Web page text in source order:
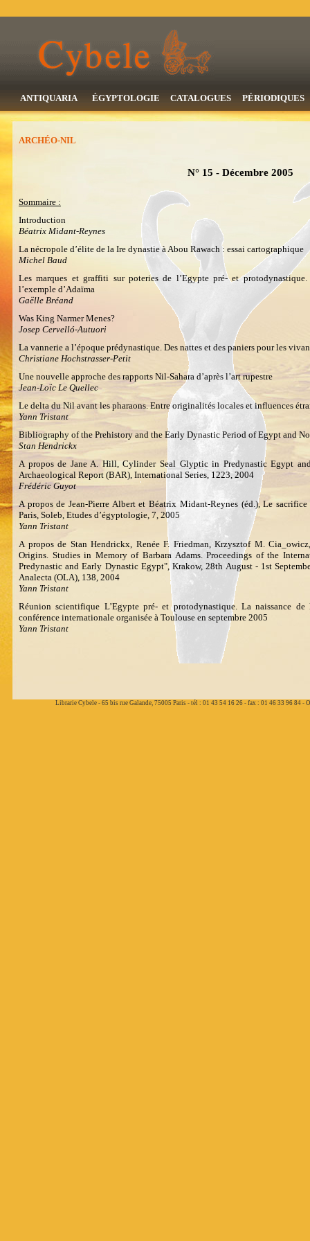
ANTIQUARIA ÉGYPTOLOGIE CATALOGUES PÉRIODIQUES
ARCHÉO-NIL
N° 15 - Décembre 2005
Sommaire :
Introduction
Béatrix Midant-Reynes
La nécropole d’élite de la Ire dynastie à Abou Rawach : essai cartographique
Michel Baud
Les marques et graffiti sur poteries de l’Egypte pré- et
l’exemple d’Adaïma
Gaëlle Bréand
Was King Narmer Menes?
Josep Cervelló-Autuori
La vannerie a l’époque prédynastique. Des nattes et des paniers pour les
Christiane Hochstrasser-Petit
Une nouvelle approche des rapports Nil-Sahara d’après l’art rupestre
Jean-Loïc Le Quellec
Le delta du Nil avant les pharaons. Entre originalités locales et influences
Yann Tristant
Bibliography of the Prehistory and the Early Dynastic Period of Egypt and
Stan Hendrickx
A propos de Jane A. Hill, Cylinder Seal Glyptic in Predynastic Egypt
Archaeological Report (BAR), International Series, 1223, 2004
Frédéric Guyot
A propos de Jean-Pierre Albert et Béatrix Midant-Reynes (éd.), Le
Paris, Soleb, Etudes d’égyptologie, 7, 2005
Yann Tristant
A propos de Stan Hendrickx, Renée F. Friedman, Krzysztof M.
Origins. Studies in Memory of Barbara Adams. Proceedings of the
Predynastic and Early Dynastic Egypt", Krakow, 28th August - 1st
Analecta (OLA), 138, 2004
Yann Tristant
Réunion scientifique L’Egypte pré- et protodynastique. La naissance
conférence internationale organisée à Toulouse en septembre 2005
Yann Tristant
Librarie Cybele - 65 bis rue Galande, 75005 Paris - tél : 01 43 54 16 26 - fax : 01 46 33 96 84